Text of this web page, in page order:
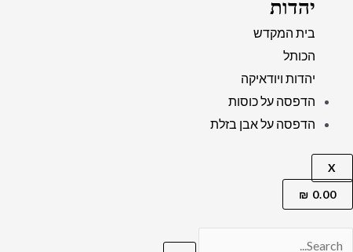
יהדות
בית המקדש
הכותל
יהדות ויודאיקה
הדפסה על כוסות
הדפסה על אבן בזלת
X
0.00
₪